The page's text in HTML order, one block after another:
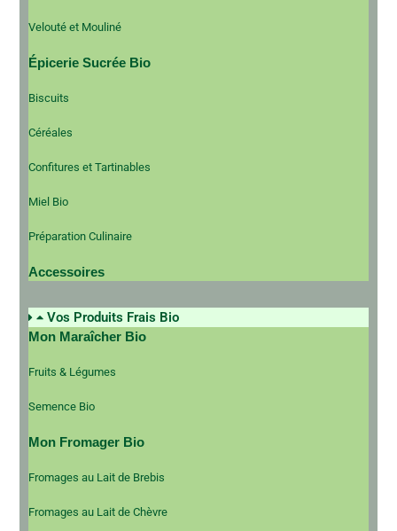
Velouté et Mouliné
Épicerie Sucrée Bio
Biscuits
Céréales
Confitures et Tartinables
Miel Bio
Préparation Culinaire
Accessoires
Vos Produits Frais Bio
Mon Maraîcher Bio
Fruits & Légumes
Semence Bio
Mon Fromager Bio
Fromages au Lait de Brebis
Fromages au Lait de Chèvre